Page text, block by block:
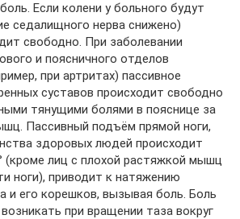
Если колени у больного будут
седалищного нерва снижено)
свободно. При заболевании
и поясничного отделов
при артритах) пассивное
суставов происходит свободно
тянущими болями в пояснице за
Пассивный подъём прямой ноги,
здоровых людей происходит
(кроме лиц с плохой растяжкой мышц
ноги), приводит к натяжению
и его корешков, вызывая боль. Боль
при вращении таза вокруг